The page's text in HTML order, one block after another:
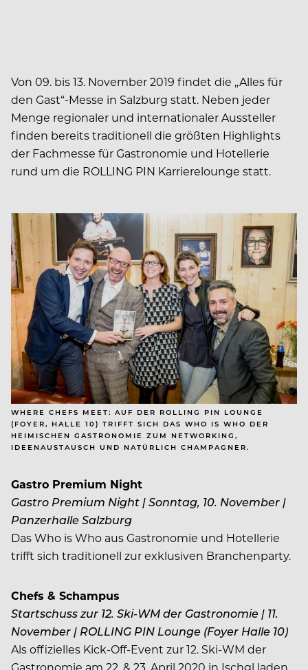
Von 09. bis 13. November 2019 findet die „Alles für
den Gast“-Messe in Salzburg statt. Neben jeder
Menge regionaler und internationaler Aussteller
finden bereits traditionell die größten Highlights
der Fachmesse für Gastronomie und Hotellerie
rund um die ROLLING PIN Karrierelounge statt.
WHERE CHEFS MEET: AUF DER ROLLING PIN LOUNGE
(FOYER, HALLE 10) TRIFFT SICH DAS WHO IS WHO DER
HEIMISCHEN GASTRONOMIE ZUM NETWORKING,
IDEENAUSTAUSCH UND NATÜRLICH CHAMPAGNER.
Gastro Premium Night
Gastro Premium Night | Sonntag, 10. November |
Panzerhalle Salzburg
Das Who is Who aus Gastronomie und Hotellerie
trifft sich traditionell zur exklusiven Branchenparty.
Chefs & Schampus
Startschuss zur 12. Ski-WM der Gastronomie | 11.
November | ROLLING PIN Lounge (Foyer Halle 10)
Als offizielles Kick-Off-Event zur 12. Ski-WM der
Gastronomie am 22. & 23. April 2020 in Ischgl laden